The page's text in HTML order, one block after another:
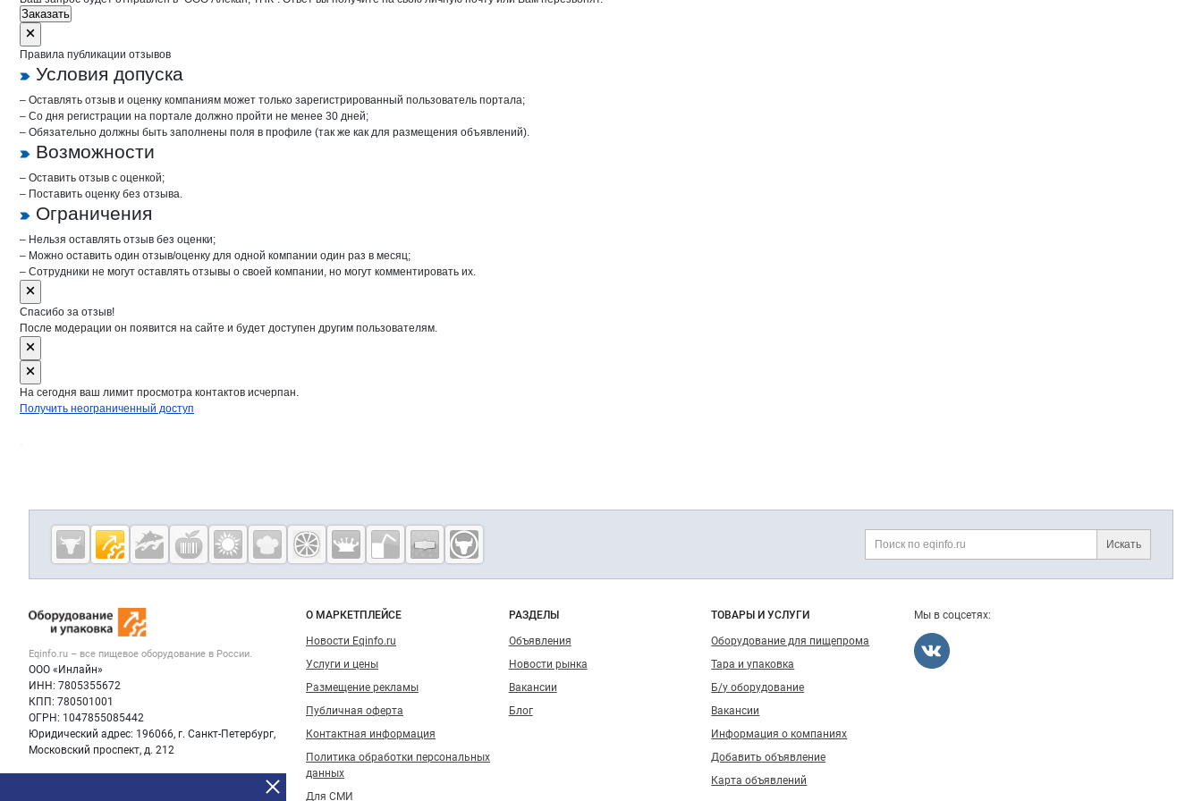
Заказать
Правила публикации отзывов
Условия допуска
– Оставлять отзыв и оценку компаниям может только зарегистрированный пользователь портала;
– Со дня регистрации на портале должно пройти не менее 30 дней;
– Обязательно должны быть заполнены поля в профиле (так же как для размещения объявлений).
Возможности
– Оставить отзыв с оценкой;
– Поставить оценку без отзыва.
Ограничения
– Нельзя оставлять отзыв без оценки;
– Можно оставить один отзыв/оценку для одной компании один раз в месяц;
– Сотрудники не могут оставлять отзывы о своей компании, но могут комментировать их.
Спасибо за отзыв!
После модерации он появится на сайте и будет доступен другим пользователям.
На сегодня ваш лимит просмотра контактов исчерпан.
Получить неограниченный доступ
Дополнительная информация
Искать
Cсылки на полезные проекты
Eqinfo.ru —
пищевое
и упаковка
Важные разделы и контакты
Eqinfo.ru – все пищевое оборудование в России.
ООО «Инлайн»
ИНН: 7805355672
КПП: 780501001
ОГРН: 1047855085442
Юридический адрес: 196066, г. Санкт-Петербург,
Московский проспект, д. 212
Навигация по сайту
О МАРКЕТПЛЕЙСЕ
Новости Eqinfo.ru
Услуги и цены
Размещение рекламы
Публичная оферта
Контактная информация
Политика обработки персональных
данных
Для СМИ
РАЗДЕЛЫ
Объявления
Новости рынка
Вакансии
Блог
ТОВАРЫ И УСЛУГИ
Оборудование для пищепрома
Тара и упаковка
Б/у оборудование
Вакансии
Информация о компаниях
Добавить объявление
Карта объявлений
Мы в соцсетях: